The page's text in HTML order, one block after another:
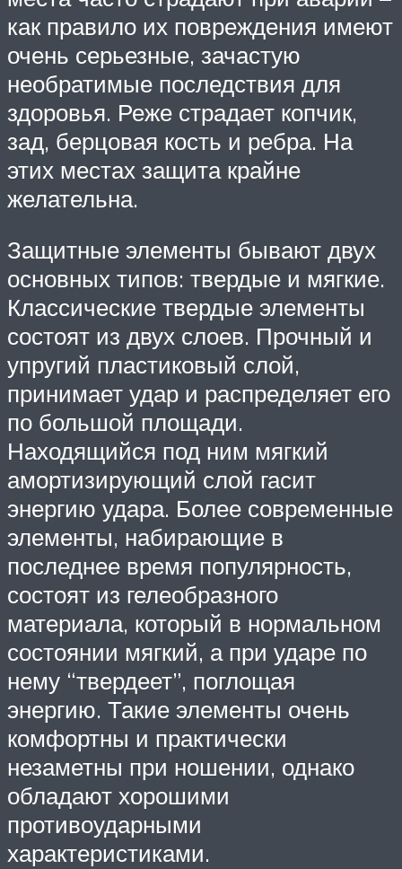
как правило их повреждения имеют
очень серьезные, зачастую
необратимые последствия для
здоровья. Реже страдает копчик,
зад, берцовая кость и ребра. На
этих местах защита крайне
желательна.
Защитные элементы бывают двух
основных типов: твердые и мягкие.
Классические твердые элементы
состоят из двух слоев. Прочный и
упругий пластиковый слой,
принимает удар и распределяет его
по большой площади.
Находящийся под ним мягкий
амортизирующий слой гасит
энергию удара. Более современные
элементы, набирающие в
последнее время популярность,
состоят из гелеобразного
материала, который в нормальном
состоянии мягкий, а при ударе по
нему “твердеет”, поглощая
энергию. Такие элементы очень
комфортны и практически
незаметны при ношении, однако
обладают хорошими
противоударными
характеристиками.